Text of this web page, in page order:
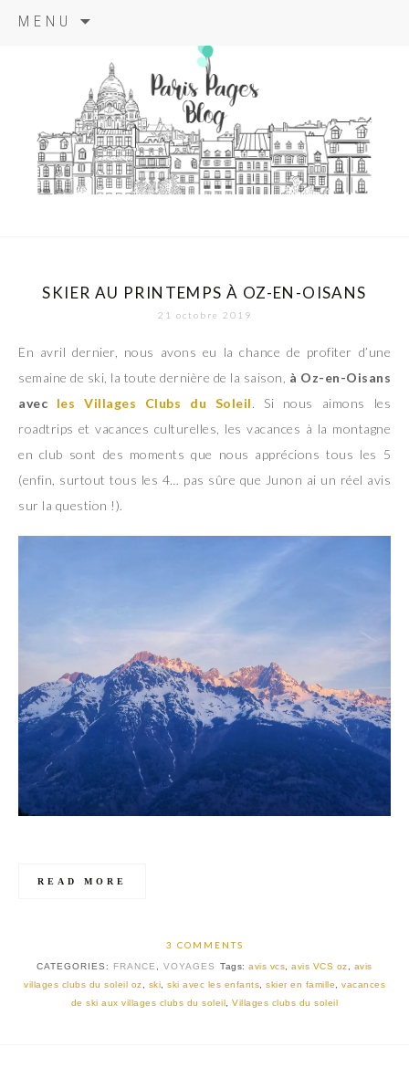
MENU
principal
paris pages
blog
SKIER AU PRINTEMPS À OZ-EN-OISANS
21 octobre 2019
En avril dernier, nous avons eu la chance de profiter d’une
semaine de ski, la toute dernière de la saison, à Oz-en-Oisans
avec les Villages Clubs du Soleil. Si nous aimons les
roadtrips et vacances culturelles, les vacances à la montagne
en club sont des moments que nous apprécions tous les 5
(enfin, surtout tous les 4… pas sûre que Junon ai un réel avis
sur la question !).
READ MORE
3 COMMENTS
CATEGORIES: FRANCE ,VOYAGES Tags:avis vcs ,avis VCS oz
avis
villages clubs du soleil oz
ski ski avec les enfants skier en famille
vacances
de ski aux villages clubs du soleil ,Villages clubs du soleil